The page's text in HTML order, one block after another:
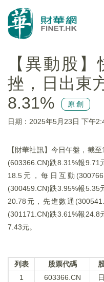
【異動股
挫，日出東
8.31%
原創
日期：2025年5月23日 下午
【財華社訊】今日午盤，截
(603366.CN)跌8.31%報9.71
18.5元，每日互動
(300459.CN)跌3.95%報5.35
20.78元，先進數通
(301171.CN)跌3.61%報24.8
7.43元。
列表 股票代碼
1
603366.CN